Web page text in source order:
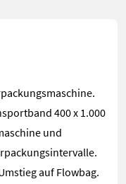
400 x 1.000
und
auf Flowbag.